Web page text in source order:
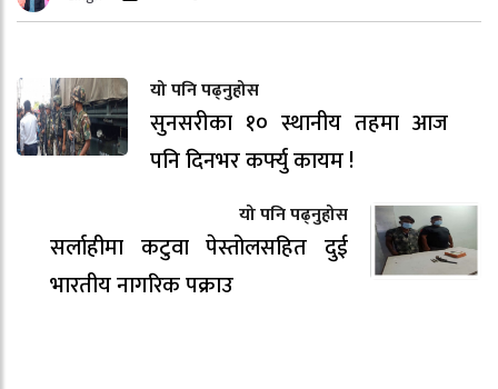
यो पनि पढ्नुहोस
सुनसरीका १० स्थानीय तहमा आज
पनि दिनभर कर्फ्यु कायम !
यो पनि पढ्नुहोस
सर्लाहीमा कटुवा पेस्तोलसहित दुई
भारतीय नागरिक पक्राउ